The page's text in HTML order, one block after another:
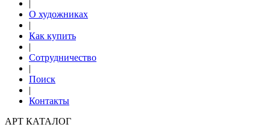
|
О художниках
|
Как купить
|
Сотрудничество
|
Поиск
|
Контакты
АРТ КАТАЛОГ